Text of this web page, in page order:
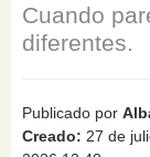
Cuando
diferentes.
Publicado por
Creado: 27 de